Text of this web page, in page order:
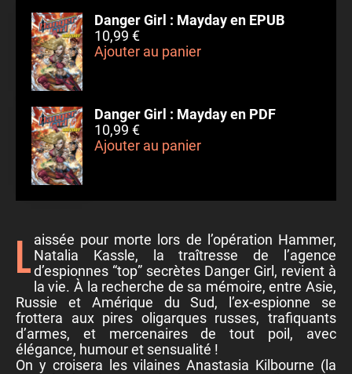
Danger Girl : Mayday en EPUB
10,99 €
Ajouter au panier
Danger Girl : Mayday en PDF
10,99 €
Ajouter au panier
Laissée pour morte lors de l’opération Hammer, Natalia Kassle, la traîtresse de l’agence
d’espionnes “top” secrètes Danger Girl, revient à
la vie. À la recherche de sa mémoire, entre Asie,
Russie et Amérique du Sud, l’ex-espionne se
frottera aux pires oligarques russes, trafiquants
d’armes, et mercenaires de tout poil, avec
élégance, humour et sensualité !
On y croisera les vilaines Anastasia Kilbourne (la